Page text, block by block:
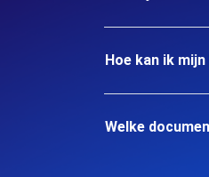
Hoe kan ik
Welke